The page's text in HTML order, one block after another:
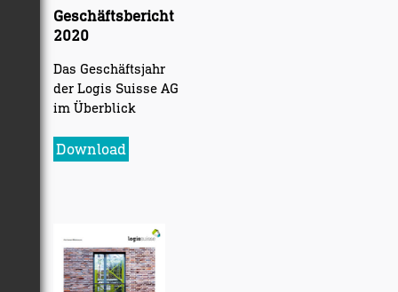
Geschäftsbericht
2020
Das Geschäftsjahr
der Logis Suisse AG
im Überblick
Download